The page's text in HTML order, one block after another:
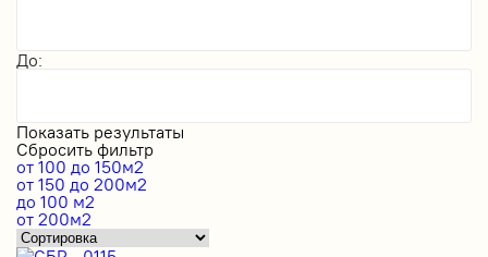
До:
Показать результаты
Сбросить фильтр
от 100 до 150м2
от 150 до 200м2
до 100 м2
от 200м2